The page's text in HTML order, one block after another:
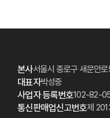
본사서울시 종로구 새문안
대표자박성중
사업자 등록번호102-82-
통신판매업신고번호제